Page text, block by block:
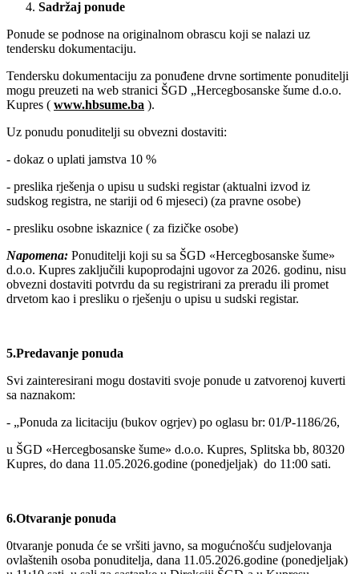
Sadržaj ponude
Ponude se podnose na originalnom obrascu koji se nalazi uz
tendersku dokumentaciju.
Tendersku dokumentaciju za ponuđene drvne sortimente ponuditelji
mogu preuzeti na web stranici ŠGD „Hercegbosanske šume d.o.o.
Kupres ( www.hbsume.ba ).
Uz ponudu ponuditelji su obvezni dostaviti:
- dokaz o uplati jamstva 10 %
- preslika rješenja o upisu u sudski registar (aktualni izvod iz
sudskog registra, ne stariji od 6 mjeseci) (za pravne osobe)
- presliku osobne iskaznice ( za fizičke osobe)
Napomena: Ponuditelji koji su sa ŠGD «Hercegbosanske šume»
d.o.o. Kupres zaključili kupoprodajni ugovor za 2026. godinu, nisu
obvezni dostaviti potvrdu da su registrirani za preradu ili promet
drvetom kao i presliku o rješenju o upisu u sudski registar.
5.Predavanje ponuda
Svi zainteresirani mogu dostaviti svoje ponude u zatvorenoj kuverti
sa naznakom:
- „Ponuda za licitaciju (bukov ogrjev) po oglasu br: 01/P-1186/26,
u ŠGD «Hercegbosanske šume» d.o.o. Kupres, Splitska bb, 80320
Kupres, do dana 11.05.2026.godine (ponedjeljak) do 11:00 sati.
6.Otvaranje ponuda
0tvaranje ponuda će se vršiti javno, sa mogućnošću sudjelovanja
ovlaštenih osoba ponuditelja, dana 11.05.2026.godine (ponedjeljak)